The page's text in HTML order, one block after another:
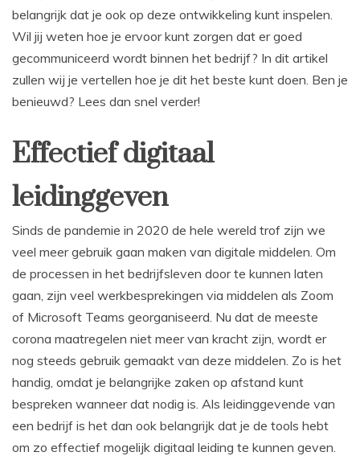
belangrijk dat je ook op deze ontwikkeling kunt inspelen.
Wil jij weten hoe je ervoor kunt zorgen dat er goed
gecommuniceerd wordt binnen het bedrijf? In dit artikel
zullen wij je vertellen hoe je dit het beste kunt doen. Ben je
benieuwd? Lees dan snel verder!
Effectief digitaal
leidinggeven
Sinds de pandemie in 2020 de hele wereld trof zijn we
veel meer gebruik gaan maken van digitale middelen. Om
de processen in het bedrijfsleven door te kunnen laten
gaan, zijn veel werkbesprekingen via middelen als Zoom
of Microsoft Teams georganiseerd. Nu dat de meeste
corona maatregelen niet meer van kracht zijn, wordt er
nog steeds gebruik gemaakt van deze middelen. Zo is het
handig, omdat je belangrijke zaken op afstand kunt
bespreken wanneer dat nodig is. Als leidinggevende van
een bedrijf is het dan ook belangrijk dat je de tools hebt
om zo effectief mogelijk digitaal leiding te kunnen geven.